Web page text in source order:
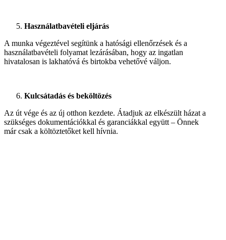
Használatbavételi eljárás
A munka végeztével segítünk a hatósági ellenőrzések és a
használatbavételi folyamat lezárásában, hogy az ingatlan
hivatalosan is lakhatóvá és birtokba vehetővé váljon.
Kulcsátadás és beköltözés
Az út vége és az új otthon kezdete. Átadjuk az elkészült házat a
szükséges dokumentációkkal és garanciákkal együtt – Önnek
már csak a költöztetőket kell hívnia.